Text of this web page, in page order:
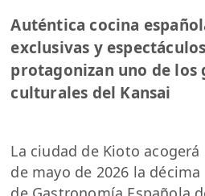
Auténtica cocina
exclusivas y
protagonizan uno de los
culturales del Kansai
La ciudad de Kioto
de mayo de 2026 la